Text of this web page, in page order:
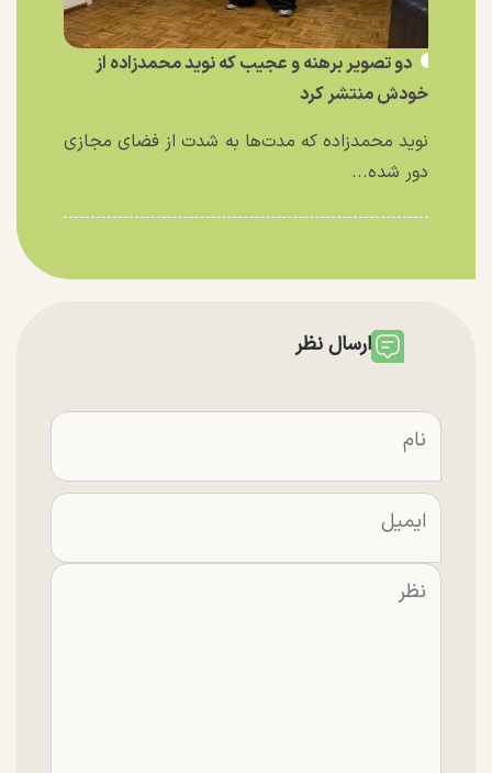
دو تصویر برهنه و عجیب که نوید محمدزاده از
خودش منتشر کرد
نوید محمدزاده که مدت‌ها به شدت از فضای مجازی
دور شده...
ارسال نظر